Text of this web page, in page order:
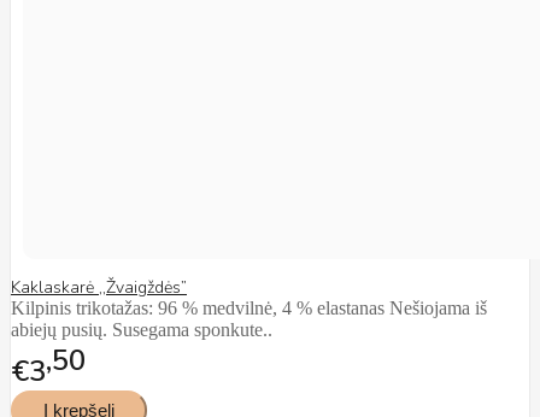
Kaklaskarė ,,Žvaigždės”
Kilpinis trikotažas: 96 % medvilnė, 4 % elastanas Nešiojama iš
abiejų pusių. Susegama sponkute..
€3 50